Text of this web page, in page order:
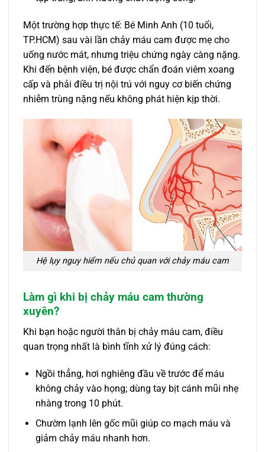
Một trường hợp thực tế: Bé Minh Anh (10 tuổi,
TP.HCM) sau vài lần chảy máu cam được mẹ cho
uống nước mát, nhưng triệu chứng ngày càng nặng.
Khi đến bệnh viện, bé được chẩn đoán viêm xoang
cấp và phải điều trị nội trú với nguy cơ biến chứng
nhiễm trùng nặng nếu không phát hiện kịp thời.
Hệ lụy nguy hiểm nếu chủ quan với chảy máu cam
Làm gì khi bị chảy máu cam thường
xuyên?
Khi bạn hoặc người thân bị chảy máu cam, điều
quan trọng nhất là bình tĩnh xử lý đúng cách:
Ngồi thẳng, hơi nghiêng đầu về trước để máu
không chảy vào họng; dùng tay bịt cánh mũi nhẹ
nhàng trong 10 phút.
Chườm lạnh lên gốc mũi giúp co mạch máu và
giảm chảy máu nhanh hơn.